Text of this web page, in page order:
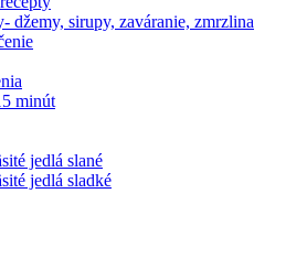
džemy, sirupy, zaváranie, zmrzlina
minút
jedlá slané
jedlá sladké